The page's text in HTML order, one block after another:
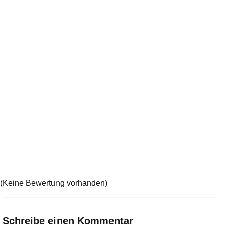
(Keine Bewertung vorhanden)
Schreibe einen Kommentar